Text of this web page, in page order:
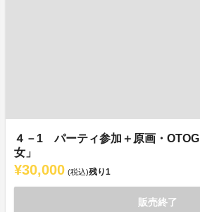
４－1 パーティ参加＋原画・
女」
¥30,000 (税込)残り1
販売終了